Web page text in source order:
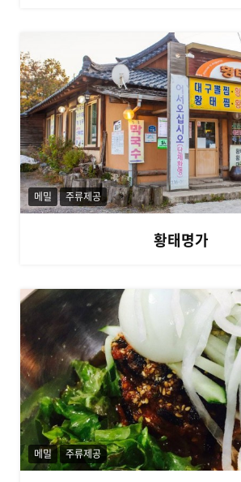
황태명가
메밀 주류제공
메밀 주류제공